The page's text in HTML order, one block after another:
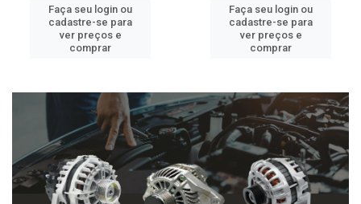
Faça seu login ou
cadastre-se para
ver preços e
comprar
Faça seu login ou
cadastre-se para
ver preços e
comprar